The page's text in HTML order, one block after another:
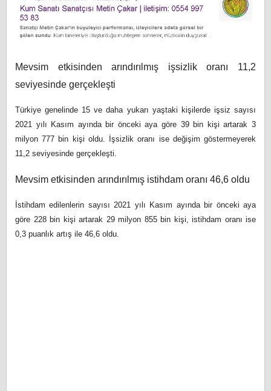
Mevsim etkisinden arındırılmış işsizlik oranı 11,2
seviyesinde gerçekleşti
Türkiye genelinde 15 ve daha yukarı yaştaki kişilerde işsiz sayısı
2021 yılı Kasım ayında bir önceki aya göre 39 bin kişi artarak 3
milyon 777 bin kişi oldu. İşsizlik oranı ise değişim göstermeyerek
11,2 seviyesinde gerçekleşti.
Mevsim etkisinden arındırılmış istihdam oranı 46,6 oldu
İstihdam edilenlerin sayısı 2021 yılı Kasım ayında bir önceki aya
göre 228 bin kişi artarak 29 milyon 855 bin kişi, istihdam oranı ise
0,3 puanlık artış ile 46,6 oldu.